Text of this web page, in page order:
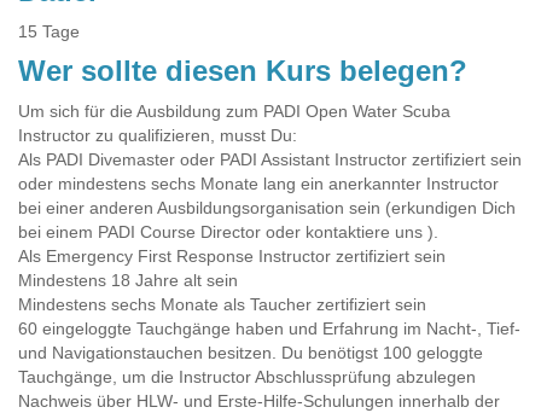
15 Tage
Wer sollte diesen Kurs belegen?
Um sich für die Ausbildung zum PADI Open Water Scuba
Instructor zu qualifizieren, musst Du:
Als PADI Divemaster oder PADI Assistant Instructor zertifiziert sein
oder mindestens sechs Monate lang ein anerkannter Instructor
bei einer anderen Ausbildungsorganisation sein (erkundigen Dich
bei einem PADI Course Director oder kontaktiere uns ).
Als Emergency First Response Instructor zertifiziert sein
Mindestens 18 Jahre alt sein
Mindestens sechs Monate als Taucher zertifiziert sein
60 eingeloggte Tauchgänge haben und Erfahrung im Nacht-, Tief-
und Navigationstauchen besitzen. Du benötigst 100 geloggte
Tauchgänge, um die Instructor Abschlussprüfung abzulegen
Nachweis über HLW- und Erste-Hilfe-Schulungen innerhalb der